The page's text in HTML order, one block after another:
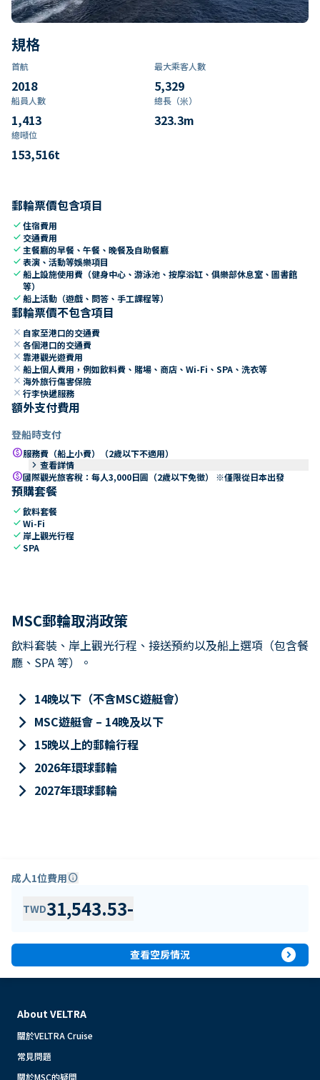
規格
首航
2018
最大乘客人數
5,329
船員人數
1,413
總長（米）
323.3m
總噸位
153,516t
郵輪票價包含項目
check住宿費用
check 交通費用
check 主餐廳的早餐、午餐、晚餐及自助餐廳
check表演、活動等娛樂項目
check船上設施使用費（健身中心、游泳池、按摩浴缸、俱樂部休息室、圖書館
等）
check船上活動（遊戲、問答、手工課程等）
郵輪票價不包含項目
close 自家至港口的交通費
close 各個港口的交通費
close 靠港觀光遊費用
close 船上個人費用，例如飲料費、賭場、商店、Wi-Fi、SPA、洗衣等
close 海外旅行傷害保險
close 行李快遞服務
額外支付費用
登船時支付
paid服務費（船上小費）（2歲以下不適用）
keyboard_arrow_right 查看詳情
paid國際觀光旅客稅：每人3,000日圓（2歲以下免徵） ※僅限從日本出發
預購套餐
check飲料套餐
checkWi-Fi
check 岸上觀光行程
checkSPA
MSC郵輪取消政策
飲料套裝、岸上觀光行程、接送預約以及船上選項（包含餐
廳、SPA 等）。
keyboard_arrow_right 14晚以下（不含MSC遊艇會）
keyboard_arrow_right MSC遊艇會 – 14晚及以下
keyboard_arrow_right 15晚以上的郵輪行程
keyboard_arrow_right 2026年環球郵輪
keyboard_arrow_right 2027年環球郵輪
成人1位費用info
TWD31,543.53-
查看空房情況 expand_circle_right
About VELTRA
關於VELTRA Cruise
常見問題
關於MSC的疑問